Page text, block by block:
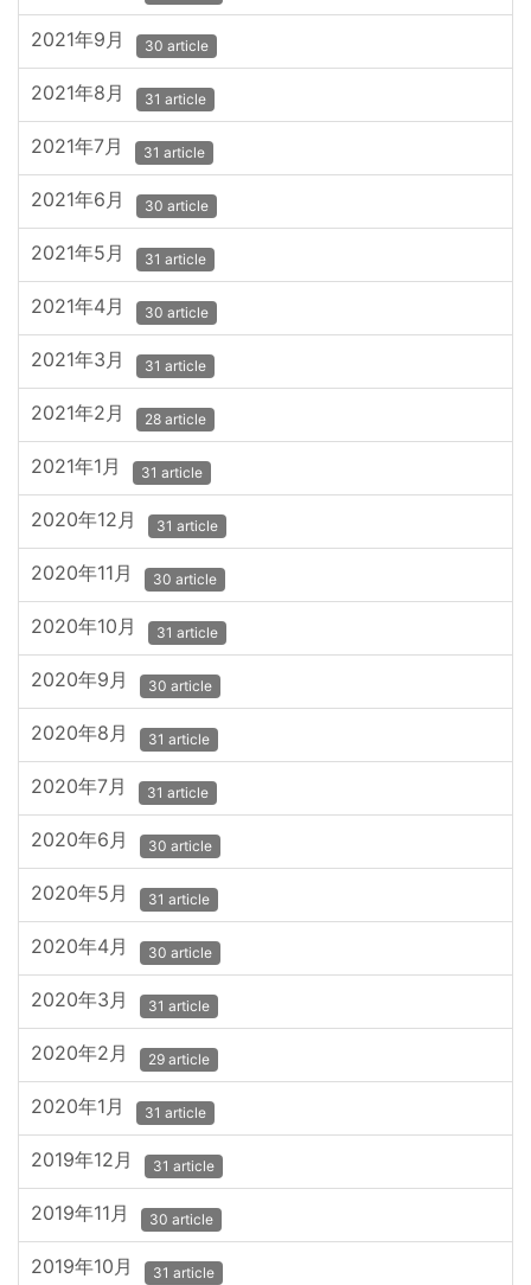
2021年9月 30 article
2021年8月 31 article
2021年7月 31 article
2021年6月 30 article
2021年5月 31 article
2021年4月 30 article
2021年3月 31 article
2021年2月 28 article
2021年1月 31 article
2020年12月 31 article
2020年11月 30 article
2020年10月 31 article
2020年9月 30 article
2020年8月 31 article
2020年7月 31 article
2020年6月 30 article
2020年5月 31 article
2020年4月 30 article
2020年3月 31 article
2020年2月 29 article
2020年1月 31 article
2019年12月 31 article
2019年11月 30 article
2019年10月 31 article